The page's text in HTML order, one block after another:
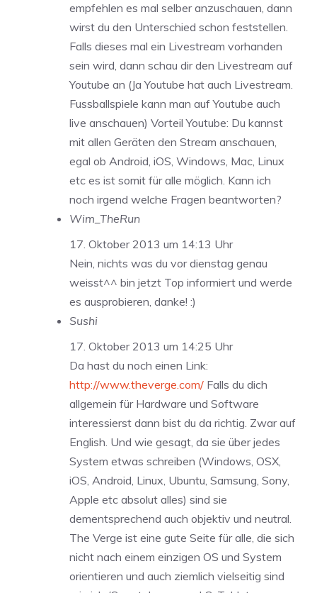
empfehlen es mal selber anzuschauen, dann
wirst du den Unterschied schon feststellen.
Falls dieses mal ein Livestream vorhanden
sein wird, dann schau dir den Livestream auf
Youtube an (Ja Youtube hat auch Livestream.
Fussballspiele kann man auf Youtube auch
live anschauen) Vorteil Youtube: Du kannst
mit allen Geräten den Stream anschauen,
egal ob Android, iOS, Windows, Mac, Linux
etc es ist somit für alle möglich. Kann ich
noch irgend welche Fragen beantworten?
Wim_TheRun
17. Oktober 2013 um 14:13 Uhr
Nein, nichts was du vor dienstag genau
weisst^^ bin jetzt Top informiert und werde
es ausprobieren, danke! :)
Sushi
17. Oktober 2013 um 14:25 Uhr
Da hast du noch einen Link:
http://www.theverge.com/ Falls du dich
allgemein für Hardware und Software
interessierst dann bist du da richtig. Zwar auf
English. Und wie gesagt, da sie über jedes
System etwas schreiben (Windows, OSX,
iOS, Android, Linux, Ubuntu, Samsung, Sony,
Apple etc absolut alles) sind sie
dementsprechend auch objektiv und neutral.
The Verge ist eine gute Seite für alle, die sich
nicht nach einem einzigen OS und System
orientieren und auch ziemlich vielseitig sind